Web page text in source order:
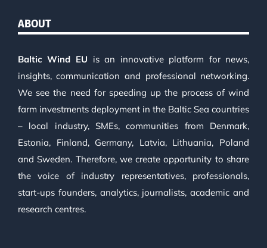
ABOUT
Baltic Wind EU is an innovative platform for news,
insights, communication and professional networking.
We see the need for speeding up the process of wind
farm investments deployment in the Baltic Sea countries
– local industry, SMEs, communities from Denmark,
Estonia, Finland, Germany, Latvia, Lithuania, Poland
and Sweden. Therefore, we create opportunity to share
the voice of industry representatives, professionals,
start-ups founders, analytics, journalists, academic and
research centres.